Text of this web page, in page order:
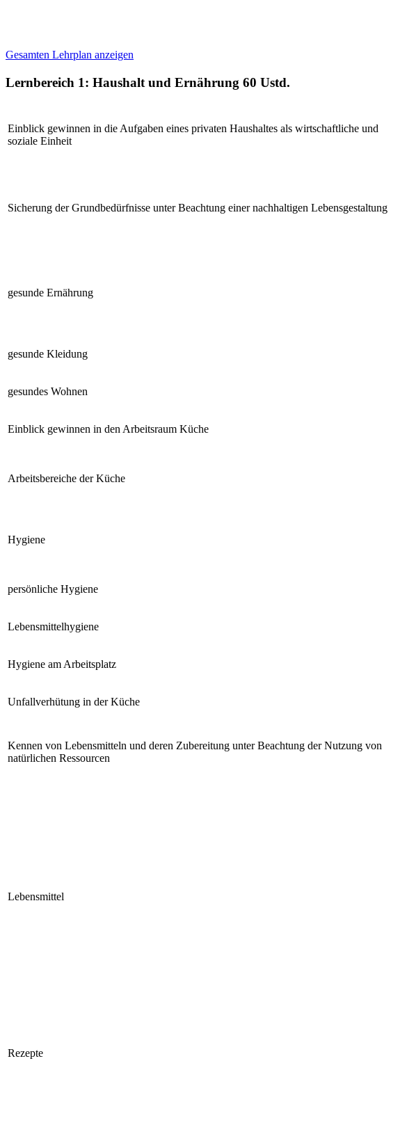
Gesamten Lehrplan anzeigen
Lernbereich 1: Haushalt und Ernährung 60 Ustd.
Einblick gewinnen in die Aufgaben eines privaten Haushaltes als wirtschaftliche und
soziale Einheit
Sicherung der Grundbedürfnisse unter Beachtung einer nachhaltigen Lebensgestaltung
gesunde Ernährung
gesunde Kleidung
gesundes Wohnen
Einblick gewinnen in den Arbeitsraum Küche
Arbeitsbereiche der Küche
Hygiene
persönliche Hygiene
Lebensmittelhygiene
Hygiene am Arbeitsplatz
Unfallverhütung in der Küche
Kennen von Lebensmitteln und deren Zubereitung unter Beachtung der Nutzung von
natürlichen Ressourcen
Lebensmittel
Rezepte